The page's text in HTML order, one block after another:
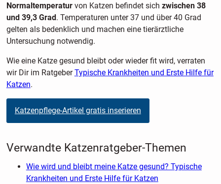
Normaltemperatur von Katzen befindet sich zwischen 38
und 39,3 Grad. Temperaturen unter 37 und über 40 Grad
gelten als bedenklich und machen eine tierärztliche
Untersuchung notwendig.
Wie eine Katze gesund bleibt oder wieder fit wird, verraten
wir Dir im RatgeberTypische Krankheiten und Erste Hilfe für
Katzen.
Katzenpflege-Artikel gratis inserieren
Verwandte Katzenratgeber-Themen
Wie wird und bleibt meine Katze gesund? Typische
Krankheiten und Erste Hilfe für Katzen